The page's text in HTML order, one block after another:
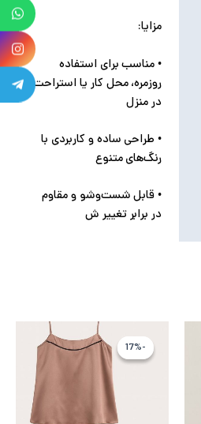
مزایا:
• مناسب برای استفاده
روزمره، محل کار یا استراحت
در منزل
• طراحی ساده و کاربردی با
رنگ‌های متنوع
• قابل شست‌وشو و مقاوم
در برابر تغییر ش
-17%-17%
قیمت
اصلی
قیمت
فعلی
است.